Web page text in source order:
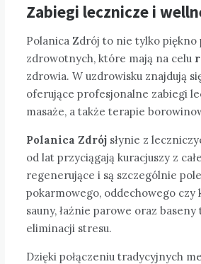
Zabiegi lecznicze i
Polanica Zdrój to nie tylko
zdrowotnych, które mają na celu
zdrowia. W uzdrowisku znajdują
oferujące profesjonalne zabiegi
masaże, a także terapie
Polanica Zdrój słynie z
od lat przyciągają kuracjuszy z
regenerujące i są szczególnie
pokarmowego, oddechowego
sauny, łaźnie parowe oraz
eliminacji stresu.
Dzięki połączeniu tradycyjnych